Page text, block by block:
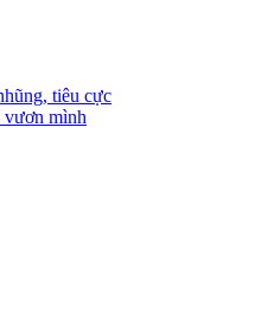
tiêu cực
vươn mình